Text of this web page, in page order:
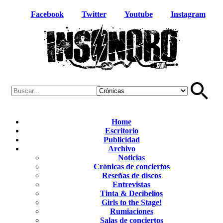
Facebook Twitter Youtube Instagram
Home
Escritorio
Publicidad
Archivo
Noticias
Crónicas de conciertos
Reseñas de discos
Entrevistas
Tinta & Decibelios
Girls to the Stage!
Rumiaciones
Salas de conciertos